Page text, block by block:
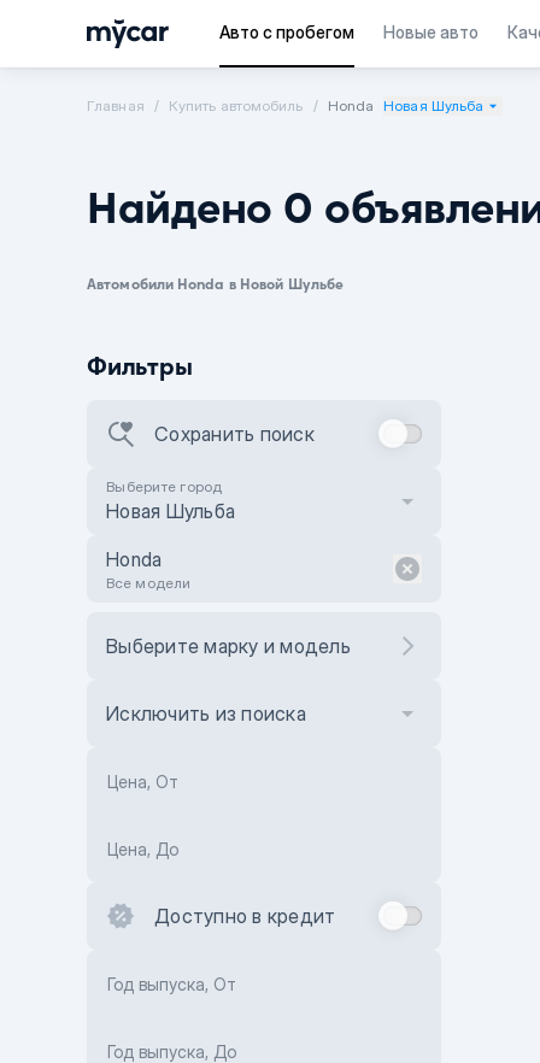
Авто с пробегом Новые авто
Главная Купить автомобиль Honda Новая Шульба
Найдено 0
Автомобили Honda в Новой Шульбе
Фильтры
Сохранить поиск
Выберите город
Новая Шульба
Honda
Все модели
Выберите марку и модель
Исключить из поиска
Цена, От
Цена, До
Доступно в кредит
Год выпуска, От
Год выпуска, До